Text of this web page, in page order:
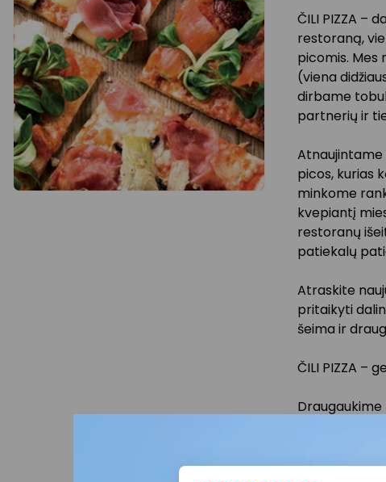
ČILI PIZZA –
restoraną,
picomis. Mes
(viena
dirbame
partnerių ir
Atnaujintame
picos, kurias
minkome
kvepiantį
restoranų
patiekalų
Atraskite
pritaikyti
šeima ir
ČILI PIZZA –